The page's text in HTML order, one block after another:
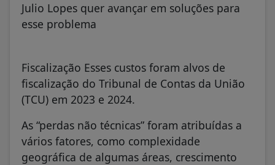
Julio Lopes quer avançar em soluções para
esse problema
Fiscalização Esses custos foram alvos de
fiscalização do Tribunal de Contas da União
(TCU) em 2023 e 2024.
As “perdas não técnicas” foram atribuídas a
vários fatores, como complexidade
geográfica de algumas áreas, crescimento